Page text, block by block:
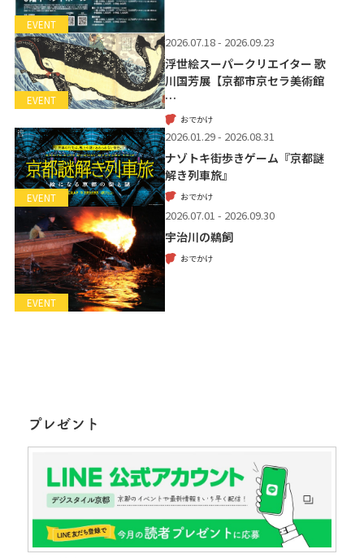
EVENT
EVENT
2026.07.18 - 2026.09.23
浮世絵スーパークリエイター 歌
川国芳展【京都市京セラ美術館
…
おでかけ
EVENT
2026.01.29 - 2026.08.31
ナゾトキ街歩きゲーム『京都謎
解き列車旅』
おでかけ
EVENT
2026.07.01 - 2026.09.30
宇治川の鵜飼
おでかけ
プレゼント